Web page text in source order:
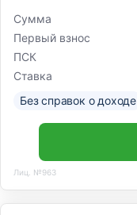
Сумма
Первый взнос
ПСК
Ставка
Без справок о доходе
Лиц. №963